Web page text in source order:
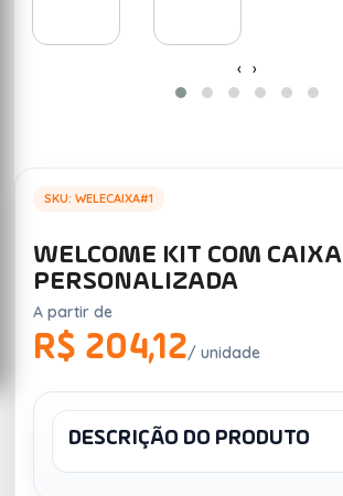
‹ ›
SKU: WELECAIXA#1
WELCOME KIT COM CAIXA
PERSONALIZADA
A partir de
R$ 204,12/ unidade
DESCRIÇÃO DO PRODUTO